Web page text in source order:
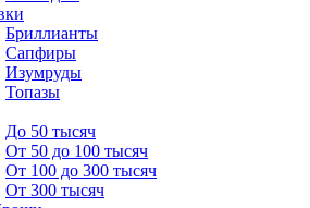
Бриллианты
Сапфиры
Изумруды
Топазы
До 50 тысяч
От 50 до 100 тысяч
От 100 до 300 тысяч
От 300 тысяч